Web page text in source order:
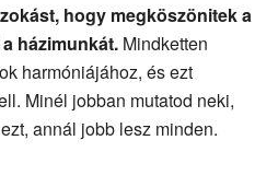
hogy megköszönitek a
házimunkát. Mindketten
harmóniájához, és ezt
Minél jobban mutatod neki,
annál jobb lesz minden.